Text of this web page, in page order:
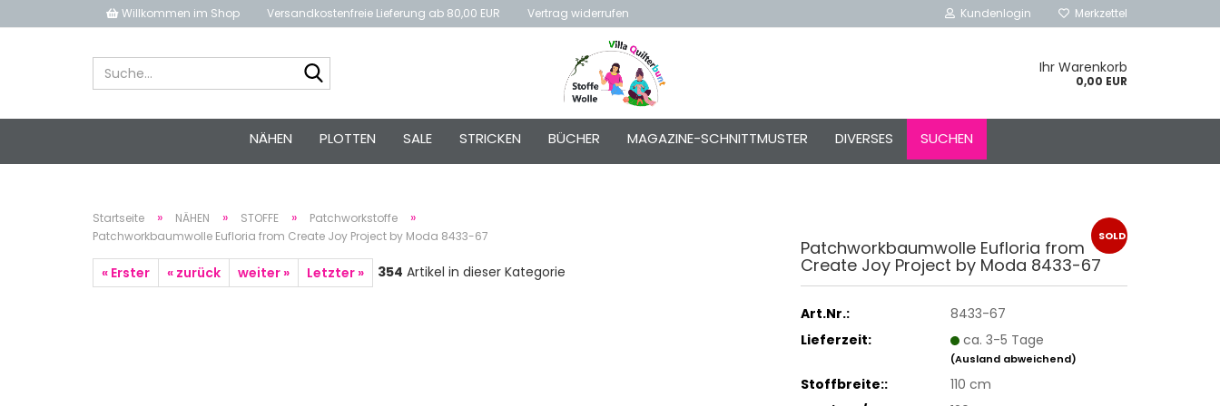
Willkommen im Shop Versandkostenfreie Lieferung ab 80,00 EUR Vertrag widerrufen Kundenlogin
Konto erstellen
Schnelle Anmeldung mit
Merkzettel
Ihr Warenkorb
0,00 EUR
NÄHEN PLOTTEN SALE STRICKEN BÜCHER MAGAZINE-SCHNITTMUSTER DIVERSES SUCHEN
Startseite » NÄHEN » STOFFE » Patchworkstoffe »
Patchworkbaumwolle Eufloria from Create Joy Project by Moda 8433-67
« Erster « zurück weiter » Letzter » 354 Artikel in dieser Kategorie
SOLD
OUT
Patchworkbaumwolle Eufloria from
Create Joy Project by Moda 8433-67
Art.Nr.:
8433-67
Lieferzeit:
ca. 3-5 Tage
(Ausland abweichend)
Stoffbreite::
110 cm